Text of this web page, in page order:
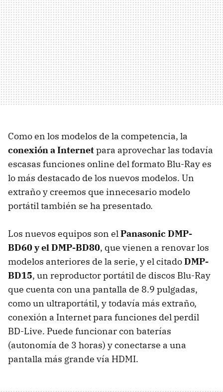
Como en los modelos de la competencia, la
conexión a Internetpara aprovechar las todavía
escasas funciones online del formato Blu-Ray es
lo más destacado de los nuevos modelos. Un
extraño y creemos que innecesario modelo
portátil también se ha presentado.
Los nuevos equipos son elPanasonic DMP-
BD60 y el DMP-BD80, que vienen a renovar los
modelos anteriores de la serie, y el citadoDMP-
BD15, un reproductor portátil de discos Blu-Ray
que cuenta con una pantalla de 8.9 pulgadas,
como un ultraportátil, y todavía más extraño,
conexión a Internet para funciones del perdil
BD-Live. Puede funcionar con baterías
(autonomía de 3 horas) y conectarse a una
pantalla más grande vía HDMI.